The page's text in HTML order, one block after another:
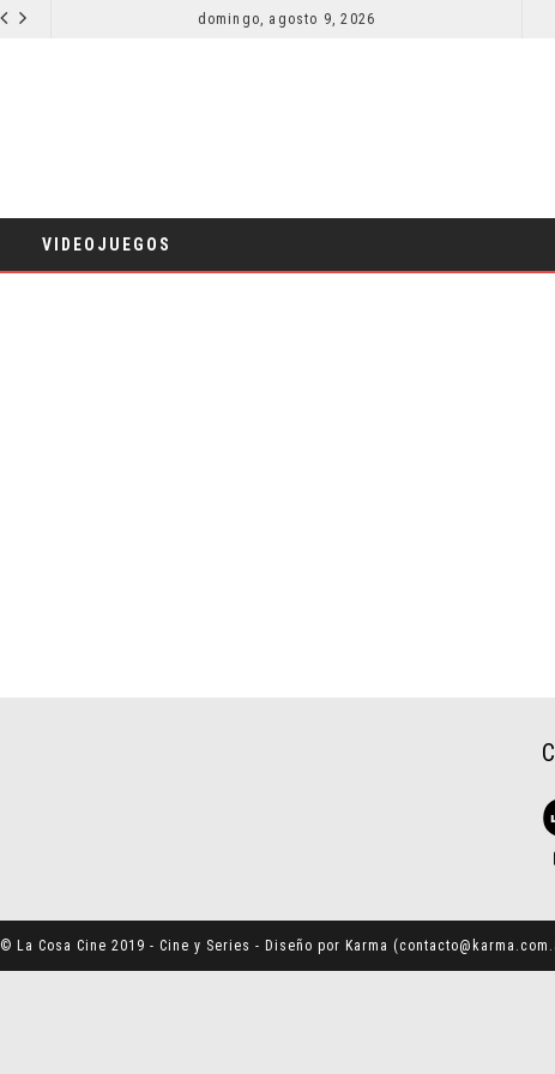
CINE
domingo, agosto 9, 2026
VIDEOJUEGOS
© La Cosa Cine 2019 - Cine y Series - Diseño por Karma (